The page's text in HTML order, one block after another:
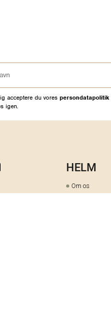
acceptere du vores persondatapolitik
igen.
HELM
Om os